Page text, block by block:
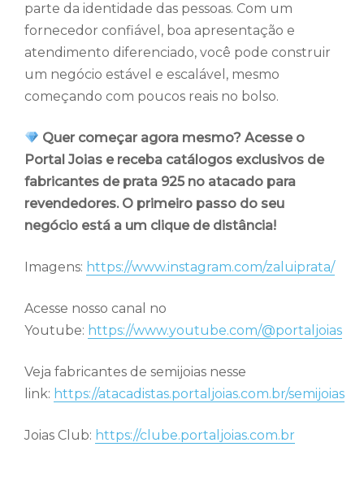
parte da identidade das pessoas. Com um
fornecedor confiável, boa apresentação e
atendimento diferenciado, você pode construir
um negócio estável e escalável, mesmo
começando com poucos reais no bolso.
Quer começar agora mesmo? Acesse o
Portal Joias e receba catálogos exclusivos de
fabricantes de prata 925 no atacado para
revendedores. O primeiro passo do seu
negócio está a um clique de distância!
Imagens: https://www.instagram.com/zaluiprata/
Acesse nosso canal no
Youtube: https://www.youtube.com/@portaljoias
Veja fabricantes de semijoias nesse
link: https://atacadistas.portaljoias.com.br/semijoias
Joias Club: https://clube.portaljoias.com.br